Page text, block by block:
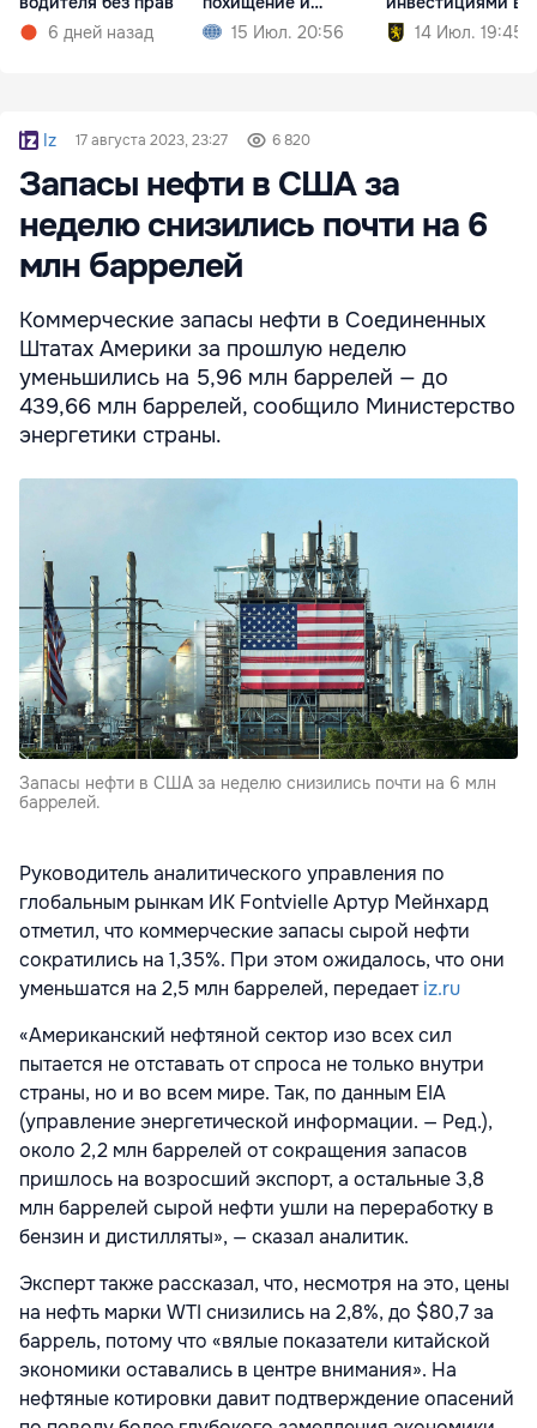
6 дней назад
изнасилование
15 Июл. 20:56
недвижимость
14 Июл. 19:45
Iz 17 августа 2023, 23:27 6 820
Запасы нефти в США за
неделю снизились почти на 6
млн баррелей
Коммерческие запасы нефти в Соединенных
Штатах Америки за прошлую неделю
уменьшились на 5,96 млн баррелей — до
439,66 млн баррелей, сообщило Министерство
энергетики страны.
Запасы нефти в США за неделю снизились почти на 6 млн
баррелей.
Руководитель аналитического управления по
глобальным рынкам ИК Fontvielle Артур Мейнхард
отметил, что коммерческие запасы сырой нефти
сократились на 1,35%. При этом ожидалось, что они
уменьшатся на 2,5 млн баррелей, передаетiz.ru
«Американский нефтяной сектор изо всех сил
пытается не отставать от спроса не только внутри
страны, но и во всем мире. Так, по данным EIA
(управление энергетической информации. — Ред.),
около 2,2 млн баррелей от сокращения запасов
пришлось на возросший экспорт, а остальные 3,8
млн баррелей сырой нефти ушли на переработку в
бензин и дистилляты», — сказал аналитик.
Эксперт также рассказал, что, несмотря на это, цены
на нефть марки WTI снизились на 2,8%, до $80,7 за
баррель, потому что «вялые показатели китайской
экономики оставались в центре внимания». На
нефтяные котировки давит подтверждение опасений